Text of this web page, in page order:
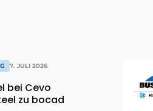
7. JULI 2026
bei Cevo
zu bocad